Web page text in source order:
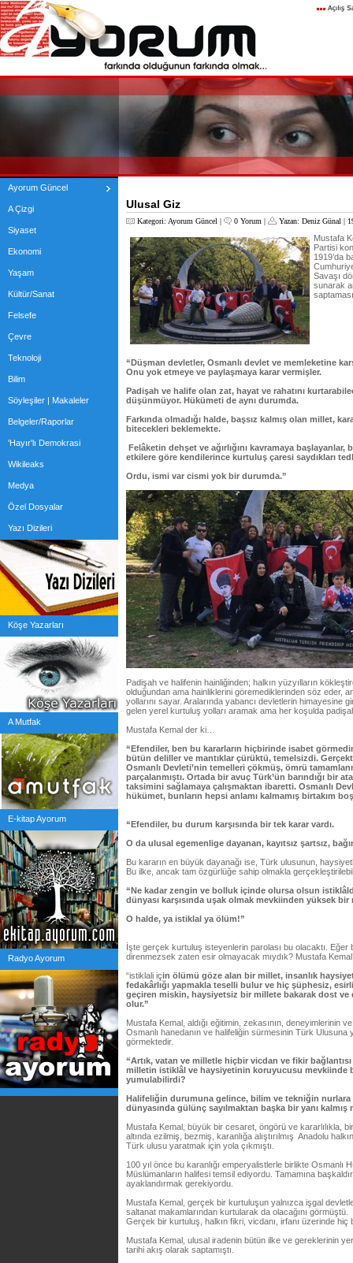
Ayorum Güncel
A Çizgi
Siyaset
Ekonomi
Yaşam
Kültür/Sanat
Felsefe
Çevre
Teknoloji
Bilim
Söyleşiler | Makaleler
Belgeler/Raporlar
'Hayır'lı Demokrasi
Wikileaks
Medya
Özel Dosyalar
Yazı Dizileri
Köşe Yazarları
A Mutfak
E-kitap Ayorum
Radyo Ayorum
Ulusal Giz
Kategori: Ayorum Güncel | 0 Yorum | Yazan: Deniz Günal |
Mustafa
Partisi
1919’da
Savaşı
sunarak
“Düşman devletler, Osmanlı devlet ve memleketine
Onu yok etmeye ve paylaşmaya karar vermişler.
Padişah ve halife olan zat, hayat ve rahatını
düşünmüyor. Hükümeti de aynı durumda.
Farkında olmadığı halde, başsız kalmış olan millet,
bitecekleri beklemekte.
Felâketin dehşet ve ağırlığını kavramaya
etkilere göre kendilerince kurtuluş çaresi saydıkları
Ordu, ismi var cismi yok bir durumda.”
Padişah ve halifenin hainliğinden; halkın yüzyılların
olduğundan ama hainliklerini göremediklerinden söz eder,
yollarını sayar. Aralarında yabancı devletlerin himayesine
gelen yerel kurtuluş yolları aramak ama her koşulda
Mustafa Kemal der ki…
“Efendiler, ben bu kararların hiçbirinde isabet
bütün deliller ve mantıklar çürüktü, temelsizdi.
Osmanlı Devleti’nin temelleri çökmüş, ömrü
parçalanmıştı. Ortada bir avuç Türk’ün barındığı bir
taksimini sağlamaya çalışmaktan ibaretti. Osmanlı
hükümet, bunların hepsi anlamı kalmamış birtakım
“Efendiler, bu durum karşısında bir tek karar vardı.
O da ulusal egemenlige dayanan, kayıtsız şartsız,
Bu kararın en büyük dayanağı ise, Türk ulusunun,
Bu ilke, ancak tam özgürlüğe sahip olmakla
“Ne kadar zengin ve bolluk içinde olursa olsun
dünyası karşısında uşak olmak mevkiinden yüksek bir
O halde, ya istiklal ya ölüm!”
İşte gerçek kurtuluş isteyenlerin parolası bu olacaktı.
direnmezsek zaten esir olmayacak mıydık? Mustafa
“istiklali için ölümü göze alan bir millet, insanlık
fedakârlığı yapmakla teselli bulur ve hiç şüphesiz,
geçiren miskin, haysiyetsiz bir millete bakarak dost
olur.”
Mustafa Kemal, aldığı eğitimin, zekasının, deneyimlerinin
Osmanlı hanedanın ve halifeliğin sürmesinin Türk
görmektedir.
“Artık, vatan ve milletle hiçbir vicdan ve fikir
milletin istiklâl ve haysiyetinin koruyucusu mevkiinde
yumulabilirdi?
Halifeliğin durumuna gelince, bilim ve tekniğin
dünyasında gülünç sayılmaktan başka bir yanı kalmış
Mustafa Kemal, büyük bir cesaret, öngörü ve kararlılıkla,
altında ezilmiş, bezmiş, karanlığa alıştırılmış Anadolu
Türk ulusu yaratmak için yola çıkmıştı.
100 yıl önce bu karanlığı emperyalistlerle birlikte Osmanlı
Müslümanların halifesi temsil ediyordu. Tamamına
ayaklandırmak gerekiyordu.
Mustafa Kemal, gerçek bir kurtuluşun yalnızca işgal
saltanat makamlarından kurtularak da olacağını görmüştü.
Gerçek bir kurtuluş, halkın fikri, vicdanı, irfanı üzerinde hiç
Mustafa Kemal, ulusal iradenin bütün ilke ve gereklerinin
tarihi akış olarak saptamıştı.